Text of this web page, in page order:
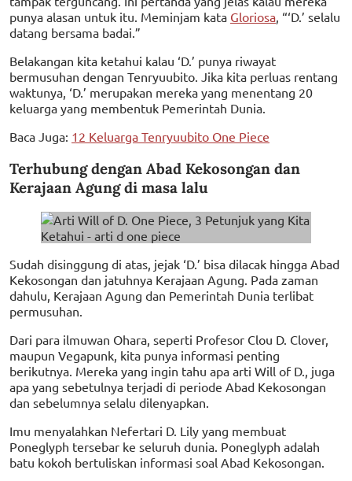
punya alasan untuk itu. Meminjam kata Gloriosa, “‘D.’ selalu
datang bersama badai.”
Belakangan kita ketahui kalau ‘D.’ punya riwayat
bermusuhan dengan Tenryuubito. Jika kita perluas rentang
waktunya, ‘D.’ merupakan mereka yang menentang 20
keluarga yang membentuk Pemerintah Dunia.
Baca Juga: 12 Keluarga Tenryuubito One Piece
Terhubung dengan Abad Kekosongan dan
Kerajaan Agung di masa lalu
Sudah disinggung di atas, jejak ‘D.’ bisa dilacak hingga Abad
Kekosongan dan jatuhnya Kerajaan Agung. Pada zaman
dahulu, Kerajaan Agung dan Pemerintah Dunia terlibat
permusuhan.
Dari para ilmuwan Ohara, seperti Profesor Clou D. Clover,
maupun Vegapunk, kita punya informasi penting
berikutnya. Mereka yang ingin tahu apa arti Will of D., juga
apa yang sebetulnya terjadi di periode Abad Kekosongan
dan sebelumnya selalu dilenyapkan.
Imu menyalahkan Nefertari D. Lily yang membuat
Poneglyph tersebar ke seluruh dunia. Poneglyph adalah
batu kokoh bertuliskan informasi soal Abad Kekosongan.